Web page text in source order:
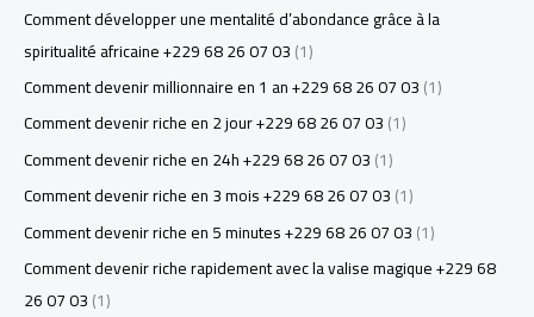
Comment développer une mentalité d’abondance grâce à la
spiritualité africaine +229 68 26 07 03(1)
Comment devenir millionnaire en 1 an +229 68 26 07 03(1)
Comment devenir riche en 2 jour +229 68 26 07 03(1)
Comment devenir riche en 24h +229 68 26 07 03(1)
Comment devenir riche en 3 mois +229 68 26 07 03(1)
Comment devenir riche en 5 minutes +229 68 26 07 03(1)
Comment devenir riche rapidement avec la valise magique +229 68
26 07 03(1)